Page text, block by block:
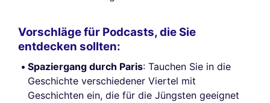
Vorschläge für Podcasts, die Sie
entdecken sollten:
Spaziergang durch Paris: Tauchen Sie in die
Geschichte verschiedener Viertel mit
Geschichten ein, die für die Jüngsten geeignet